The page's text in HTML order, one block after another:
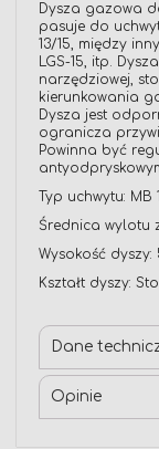
Dysza gazowa
pasuje do
13/15, między
LGS-15, itp.
narzędziowej,
kierunkowania
Dysza jest
ogranicza
Powinna być
Typ uchwytu: MB
Średnica wylotu
Wysokość dyszy:
Kształt dyszy:
Dane
Opinie